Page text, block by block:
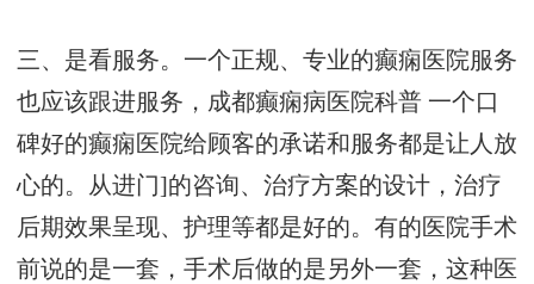
三、是看服务。一个正规、专业的癫痫医院服务
也应该跟进服务， 成都癫痫病医院科普 一个口
碑好的癫痫医院给顾客的承诺和服务都是让人放
心的。从进门]的咨询、治疗方案的设计，治疗
后期效果呈现、护理等都是好的。有的医院手术
前说的是一套，手术后做的是另外一套，这种医